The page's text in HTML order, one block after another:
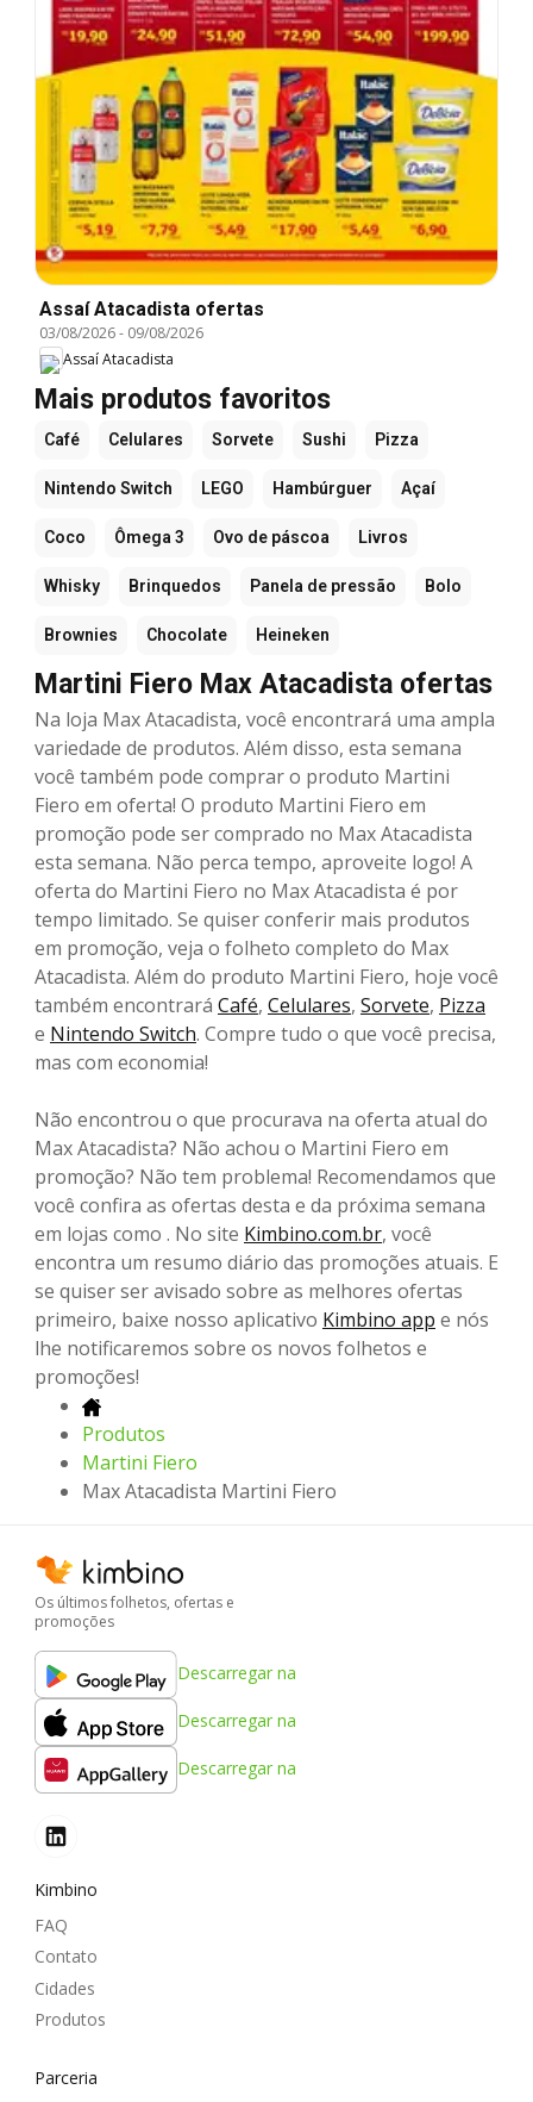
Assaí Atacadista ofertas
03/08/2026- 09/08/2026
Assaí Atacadista
Mais produtos favoritos
Café Celulares Sorvete Sushi Pizza
Nintendo Switch LEGO Hambúrguer Açaí
Coco Ômega 3 Ovo de páscoa Livros
Whisky Brinquedos Panela de pressão Bolo
Brownies Chocolate Heineken
Martini Fiero Max Atacadista ofertas
Na loja Max Atacadista, você encontrará uma ampla
variedade de produtos. Além disso, esta semana
você também pode comprar o produto Martini
Fiero em oferta! O produto Martini Fiero em
promoção pode ser comprado no Max Atacadista
esta semana. Não perca tempo, aproveite logo! A
oferta do Martini Fiero no Max Atacadista é por
tempo limitado. Se quiser conferir mais produtos
em promoção, veja o folheto completo do Max
Atacadista. Além do produto Martini Fiero, hoje você
também encontrará Café, Celulares, Sorvete, Pizza
e Nintendo Switch. Compre tudo o que você precisa,
mas com economia!
Não encontrou o que procurava na oferta atual do
Max Atacadista? Não achou o Martini Fiero em
promoção? Não tem problema! Recomendamos que
você confira as ofertas desta e da próxima semana
em lojas como . No site Kimbino.com.br, você
encontra um resumo diário das promoções atuais. E
se quiser ser avisado sobre as melhores ofertas
primeiro, baixe nosso aplicativo Kimbino app e nós
lhe notificaremos sobre os novos folhetos e
promoções!
Produtos
Martini Fiero
Max Atacadista Martini Fiero
Os últimos folhetos, ofertas e
promoções
Descarregar na
Descarregar na
Descarregar na
Kimbino
FAQ
Contato
Cidades
Produtos
Parceria